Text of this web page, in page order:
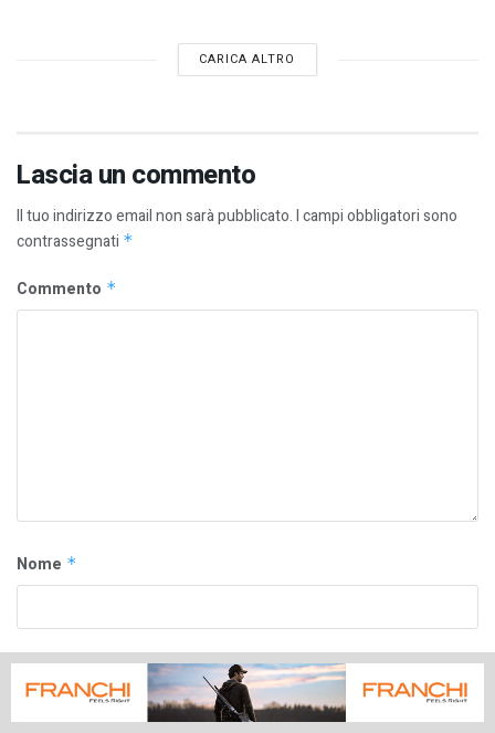
CARICA ALTRO
Lascia un commento
Il tuo indirizzo email non sarà pubblicato.I campi obbligatori sono
contrassegnati *
Commento *
Nome *
Email*